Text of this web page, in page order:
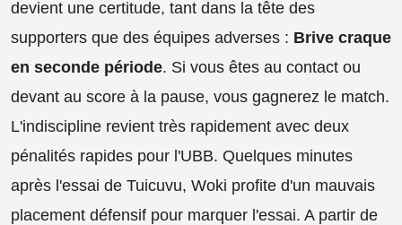
devient une certitude, tant dans la tête des
supporters que des équipes adverses : Brive craque
en seconde période. Si vous êtes au contact ou
devant au score à la pause, vous gagnerez le match.
L'indiscipline revient très rapidement avec deux
pénalités rapides pour l'UBB. Quelques minutes
après l'essai de Tuicuvu, Woki profite d'un mauvais
placement défensif pour marquer l'essai. A partir de